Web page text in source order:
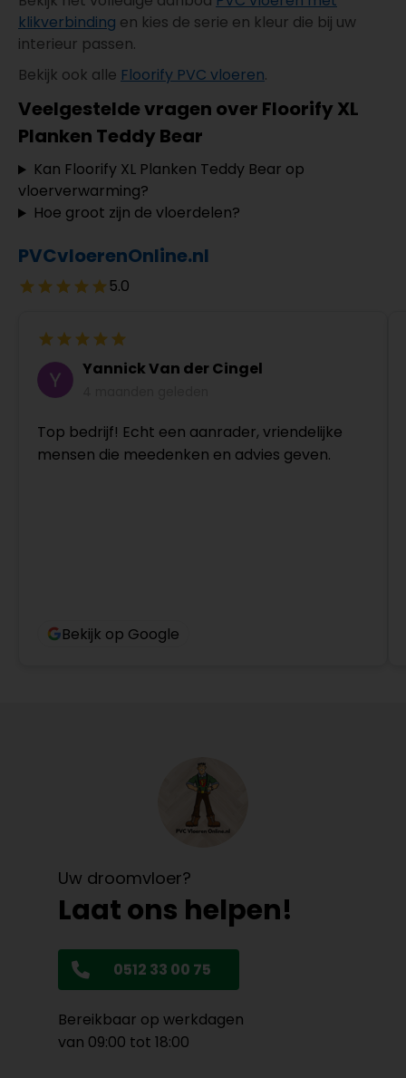
klikverbinding en kies de serie en kleur die bij uw
interieur passen.
Bekijk ook alle Floorify PVC vloeren.
Veelgestelde vragen over Floorify XL
Planken Teddy Bear
Kan Floorify XL Planken Teddy Bear op
vloerverwarming?
Hoe groot zijn de vloerdelen?
PVCvloerenOnline.nl
5.0
Yannick Van der Cingel
Top bedrijf! Echt een aanrader, vriendelijke
mensen die meedenken en advies geven.
Bekijk op Google
Uw droomvloer?
Laat ons helpen!
0512 33 00 75
Bereikbaar op werkdagen
van 09:00 tot 18:00